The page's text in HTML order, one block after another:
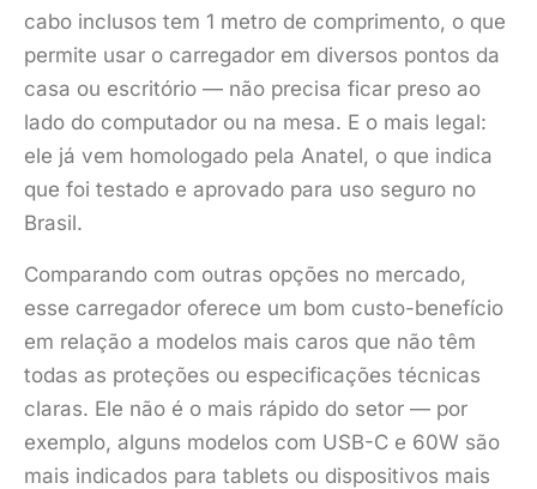
cabo inclusos tem 1 metro de comprimento, o que
permite usar o carregador em diversos pontos da
casa ou escritório — não precisa ficar preso ao
lado do computador ou na mesa. E o mais legal:
ele já vem homologado pela Anatel, o que indica
que foi testado e aprovado para uso seguro no
Brasil.
Comparando com outras opções no mercado,
esse carregador oferece um bom custo-benefício
em relação a modelos mais caros que não têm
todas as proteções ou especificações técnicas
claras. Ele não é o mais rápido do setor — por
exemplo, alguns modelos com USB-C e 60W são
mais indicados para tablets ou dispositivos mais